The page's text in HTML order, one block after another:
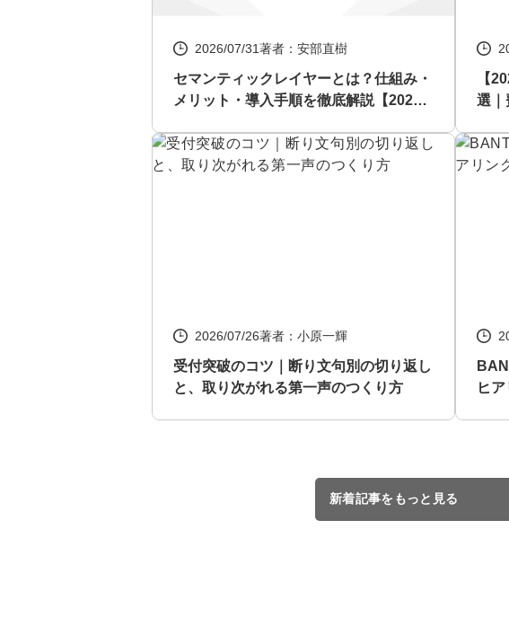
2026/07/31著者：安部直樹
セマンティックレイヤーとは？仕組み・
メリット・導入手順を徹底解説【2026
【
選｜
2026/07/26著者：小原一輝
受付突破のコツ｜断り文句別の切り返し
と、取り次がれる第一声のつくり方
ヒ
新着記事をもっと見る